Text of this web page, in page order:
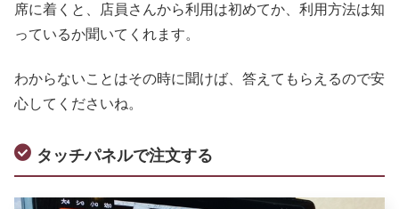
席に着くと、店員さんから利用は初めてか、利用方法は知
っているか聞いてくれます。
わからないことはその時に聞けば、答えてもらえるので安
心してくださいね。
タッチパネルで注文する